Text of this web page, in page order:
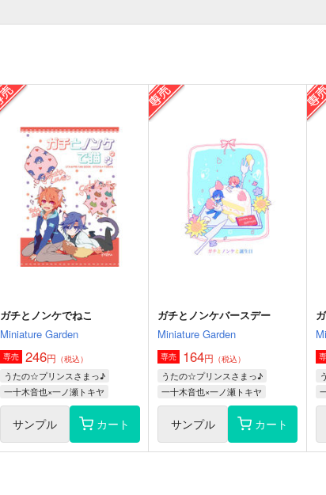
ガチとノンケでねこ
Miniature Garden
専売 246円 （税込）
うたの☆プリンスさまっ♪
一十木音也×一ノ瀬トキヤ
サンプル カート
ガチとノンケバースデー
Miniature Garden
専売 164円 （税込）
うたの☆プリンスさまっ♪
一十木音也×一ノ瀬トキヤ
サンプル カート